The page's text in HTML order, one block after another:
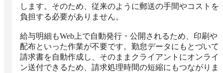
します。そのため、従来のように郵送の手間やコストを
負担する必要がありません。
給与明細もWeb上で自動発行・公開されるため、印刷や
配布といった作業が不要です。勤怠データにもとづいて
請求書を自動作成し、そのままクライアントにオンライ
ン送付できるため、請求処理時間の短縮にもつながりま